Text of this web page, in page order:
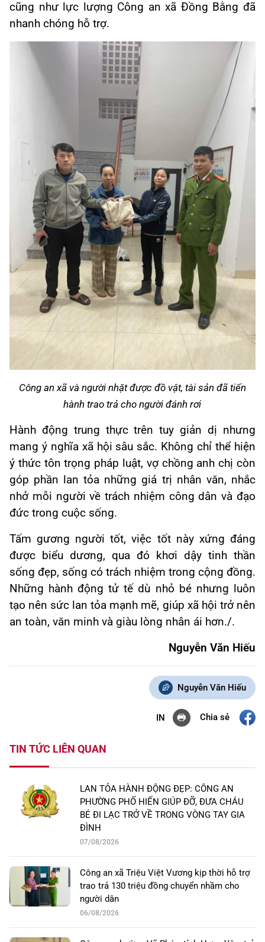
cũng như lực lượng Công an xã Đồng Bằng đã
nhanh chóng hỗ trợ.
Công an xã và người nhặt được đồ vật, tài sản đã tiến
hành trao trả cho người đánh rơi
Hành động trung thực trên tuy giản dị nhưng
mang ý nghĩa xã hội sâu sắc. Không chỉ thể hiện
ý thức tôn trọng pháp luật, vợ chồng anh chị còn
góp phần lan tỏa những giá trị nhân văn, nhắc
nhở mỗi người về trách nhiệm công dân và đạo
đức trong cuộc sống.
Tấm gương người tốt, việc tốt này xứng đáng
được biểu dương, qua đó khơi dậy tinh thần
sống đẹp, sống có trách nhiệm trong cộng đồng.
Những hành động tử tế dù nhỏ bé nhưng luôn
tạo nên sức lan tỏa mạnh mẽ, giúp xã hội trở nên
an toàn, văn minh và giàu lòng nhân ái hơn./.
Nguyễn Văn Hiếu
Nguyễn Văn Hiếu
IN Chia sẻ
TIN TỨC LIÊN QUAN
LAN TỎA HÀNH ĐỘNG ĐẸP: CÔNG AN
PHƯỜNG PHỐ HIẾN GIÚP ĐỠ, ĐƯA CHÁU
BÉ ĐI LẠC TRỞ VỀ TRONG VÒNG TAY GIA
ĐÌNH
07/08/2026
Công an xã Triệu Việt Vương kịp thời hỗ trợ
trao trả 130 triệu đồng chuyển nhầm cho
người dân
06/08/2026